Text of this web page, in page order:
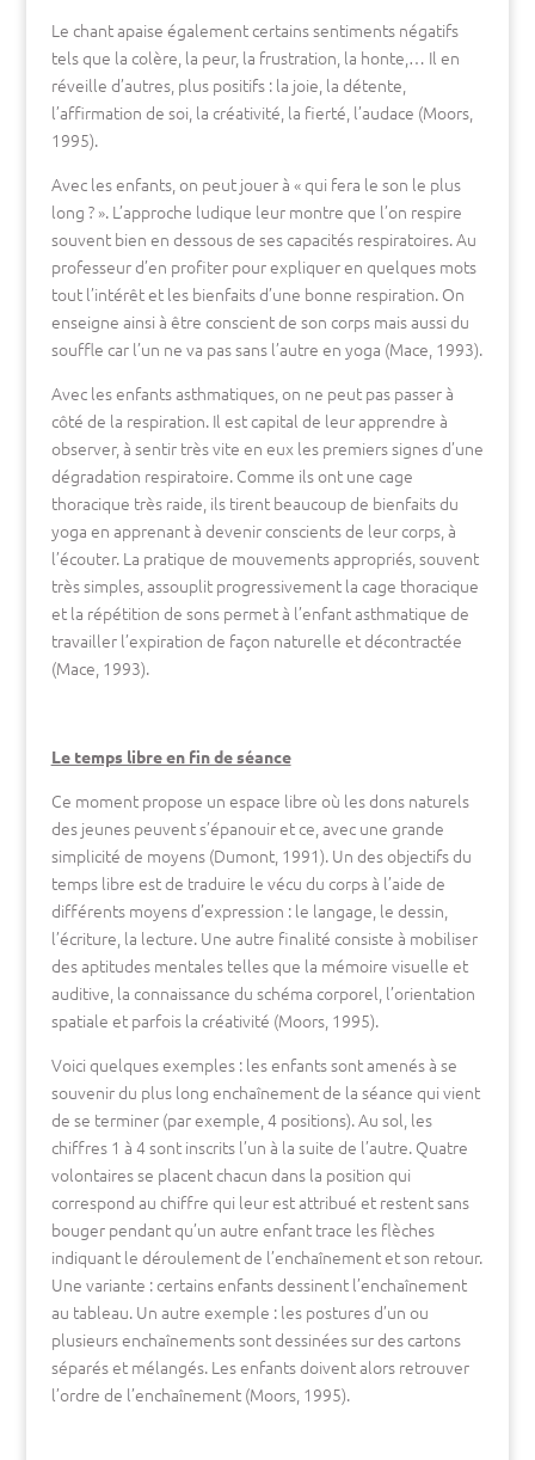
Le chant apaise également certains sentiments négatifs
tels que la colère, la peur, la frustration, la honte,… Il en
réveille d’autres, plus positifs : la joie, la détente,
l’affirmation de soi, la créativité, la fierté, l’audace (Moors,
1995).
Avec les enfants, on peut jouer à « qui fera le son le plus
long ? ». L’approche ludique leur montre que l’on respire
souvent bien en dessous de ses capacités respiratoires. Au
professeur d’en profiter pour expliquer en quelques mots
tout l’intérêt et les bienfaits d’une bonne respiration. On
enseigne ainsi à être conscient de son corps mais aussi du
souffle car l’un ne va pas sans l’autre en yoga (Mace, 1993).
Avec les enfants asthmatiques, on ne peut pas passer à
côté de la respiration. Il est capital de leur apprendre à
observer, à sentir très vite en eux les premiers signes d’une
dégradation respiratoire. Comme ils ont une cage
thoracique très raide, ils tirent beaucoup de bienfaits du
yoga en apprenant à devenir conscients de leur corps, à
l’écouter. La pratique de mouvements appropriés, souvent
très simples, assouplit progressivement la cage thoracique
et la répétition de sons permet à l’enfant asthmatique de
travailler l’expiration de façon naturelle et décontractée
(Mace, 1993).
Le temps libre en fin de séance
Ce moment propose un espace libre où les dons naturels
des jeunes peuvent s’épanouir et ce, avec une grande
simplicité de moyens (Dumont, 1991). Un des objectifs du
temps libre est de traduire le vécu du corps à l’aide de
différents moyens d’expression : le langage, le dessin,
l’écriture, la lecture. Une autre finalité consiste à mobiliser
des aptitudes mentales telles que la mémoire visuelle et
auditive, la connaissance du schéma corporel, l’orientation
spatiale et parfois la créativité (Moors, 1995).
Voici quelques exemples : les enfants sont amenés à se
souvenir du plus long enchaînement de la séance qui vient
de se terminer (par exemple, 4 positions). Au sol, les
chiffres 1 à 4 sont inscrits l’un à la suite de l’autre. Quatre
volontaires se placent chacun dans la position qui
correspond au chiffre qui leur est attribué et restent sans
bouger pendant qu’un autre enfant trace les flèches
indiquant le déroulement de l’enchaînement et son retour.
Une variante : certains enfants dessinent l’enchaînement
au tableau. Un autre exemple : les postures d’un ou
plusieurs enchaînements sont dessinées sur des cartons
séparés et mélangés. Les enfants doivent alors retrouver
l’ordre de l’enchaînement (Moors, 1995).